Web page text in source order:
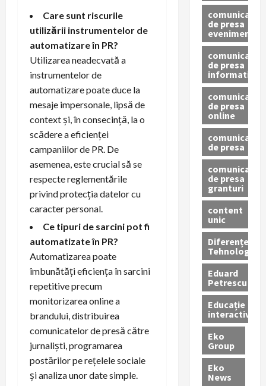
Care sunt riscurile
utilizării instrumentelor de
automatizare în PR?
Utilizarea neadecvată a
instrumentelor de
automatizare poate duce la
mesaje impersonale, lipsă de
context și, în consecință, la o
scădere a eficienței
campaniilor de PR. De
asemenea, este crucial să se
respecte reglementările
privind protecția datelor cu
caracter personal.
Ce tipuri de sarcini pot fi
automatizate în PR?
Automatizarea poate
îmbunătăți eficiența în sarcini
repetitive precum
monitorizarea online a
brandului, distribuirea
comunicatelor de presă către
jurnaliști, programarea
postărilor pe rețelele sociale
și analiza unor date simple.
comunicat
de presa
eveniment
comunicat
de presa
informativ
comunicat
de presa
online
comunicate
de presa
comunicate
de presa
granturi
content
unic
Diferențe
Tehnologice
Eduard
Petrescu
Educație
interactivă
Eko
Group
Eko
News